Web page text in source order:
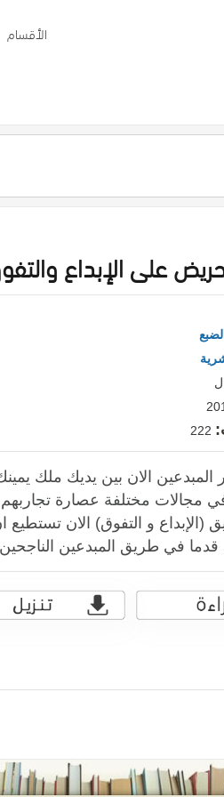
الأقسام
المبدعين الان بين يديك ملك
في مجالات مختلفة عصارة
(الإبداع و التفوق) الان
في طريق المبدعين الناجحين